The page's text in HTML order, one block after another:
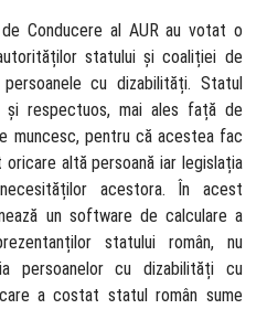
de Conducere al AUR au votat o
statului și coaliției de
cu dizabilități. Statul
respectuos, mai ales față de
muncesc, pentru că acestea fac
altă persoană iar legislația
acestora. În acest
un software de calculare a
statului român, nu
persoanelor cu dizabilități cu
a costat statul român sume